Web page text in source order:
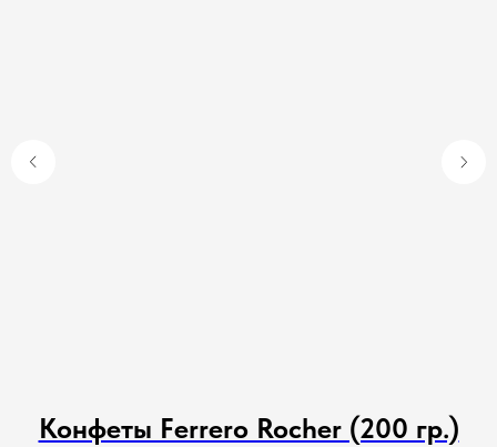
Конфеты Ferrero Rocher (200 гр.)